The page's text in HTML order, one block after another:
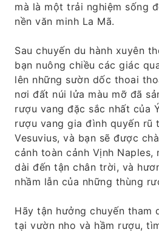
mà là một trải nghiệm sống
nền văn minh La Mã.
Sau chuyến du hành xuyên
bạn nuông chiều các giác
lên những sườn dốc thoai
nơi đất núi lửa màu mỡ đã
rượu vang đặc sắc nhất của
rượu vang gia đình quyến rũ
Vesuvius, và bạn sẽ được
cảnh toàn cảnh Vịnh Naples,
dài đến tận chân trời, và
nhầm lẫn của những thùng
Hãy tận hưởng chuyến tham
tại vườn nho và hầm rượu,